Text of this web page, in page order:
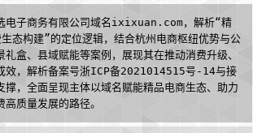
电子商务有限公司域名ixixuan.com，解析“精
态构建”的定位逻辑，结合杭州电商枢纽优势与公
礼盒、县域赋能等案例，展现其在推动消费升级、
效，解析备案号浙ICP备2021014515号-14与接
撑，全面呈现主体以域名赋能精品电商生态、助力
质量发展的路径。